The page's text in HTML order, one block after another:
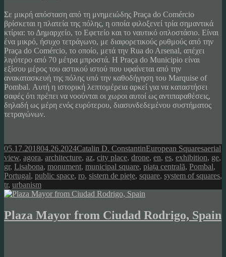
Σε μικρή απόσταση από τη μνημειώδης Praça do Comércio
βρίσκεται η πλατεία της πόλης, η οποία φιλοξενεί τρία σημαντικά
κτίρια: το Δημαρχείο, το Εφετείο και το ναυτικό οπλοστάσιο. Είναι
ένα μικρό, ήσυχο τετράγωνο, με διαφορετικούς ρυθμούς από την
Praça do Comércio, το οποίο, μετά την Rua do Arsenal, απέχει
λιγότερο από 70 μέτρα μπροστά. Η Praça do Municipio είναι
εξίσου μέρος του αστικού ιστού που υφαίνεται από την
ανακατασκευή της πόλης υπό την καθοδήγηση του Marquise of
Pombal. Αυτή η ιστορική λεπτομέρεια αρκεί για να καταστήσει
σαφές ότι πρέπει να νοούνται οι χωροι αυτοί ως αντιπαραθέσεις,
δηλαδή ως μέρη ενός ευρύτερου, διασυνδεδεμένου συστήματος
τετραγώνων.
Posted
on
05.17.201804.26.2024Author
Catalin D. ConstantinCategories
European SquaresTags
aerial
view, agora, architecture, az, city place, drone, en, es, exhibition, ge,
gr, Lisabona, monument, municipal square, piața centrală, Pombal,
Portugal, public space, ro, sistem de piețe, square, system of squares,
tr, urbanism
Plaza Mayor from Ciudad Rodrigo, Spain